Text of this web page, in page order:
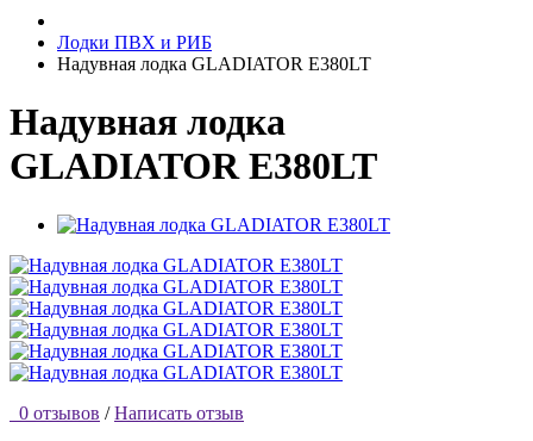
Лодки ПВХ и РИБ
Надувная лодка GLADIATOR E380LT
Надувная лодка
GLADIATOR E380LT
0 отзывов / Написать отзыв